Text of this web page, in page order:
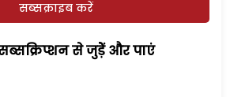
सब्सक्राइब करें
से जुड़ेें और पाएं